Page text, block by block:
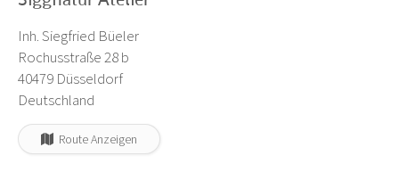
Inh. Siegfried Büeler
Rochusstraße 28 b
40479 Düsseldorf
Deutschland
Route Anzeigen